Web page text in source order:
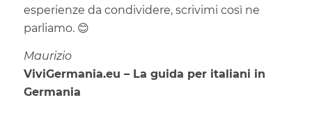
esperienze da condividere, scrivimi così ne
parliamo. 😊
Maurizio
ViviGermania.eu – La guida per italiani in
Germania